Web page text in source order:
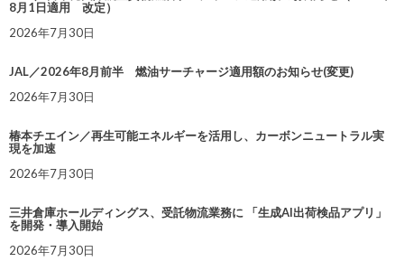
8月1日適用 改定）
2026年7月30日
JAL／2026年8月前半 燃油サーチャージ適用額のお知らせ(変更)
2026年7月30日
椿本チエイン／再生可能エネルギーを活用し、カーボンニュートラル実
現を加速
2026年7月30日
三井倉庫ホールディングス、受託物流業務に 「生成AI出荷検品アプリ」
を開発・導入開始
2026年7月30日